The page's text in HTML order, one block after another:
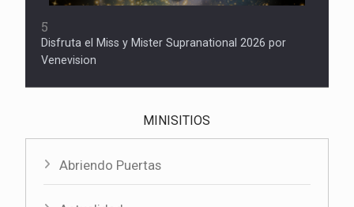
5
Disfruta el Miss y Mister Supranational 2026 por
Venevision
MINISITIOS
Abriendo Puertas